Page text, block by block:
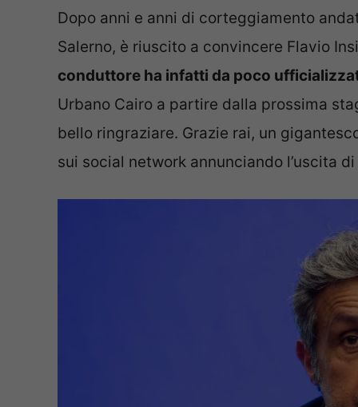
Dopo anni e anni di corteggiamento
Salerno, è riuscito a convincere Flavio
conduttore ha infatti da poco
Urbano Cairo a partire dalla prossima
bello ringraziare. Grazie rai, un
sui social network annunciando l’uscita